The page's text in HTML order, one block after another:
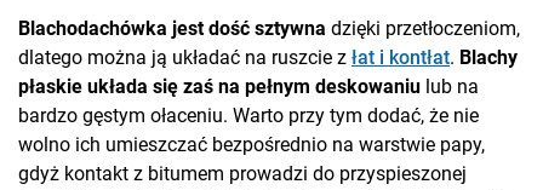
Blachodachówka jest dość sztywna dzięki przetłoczeniom,
dlatego można ją układać na ruszcie z łat i kontłat. Blachy
płaskie układa się zaś na pełnym deskowaniu lub na
bardzo gęstym ołaceniu. Warto przy tym dodać, że nie
wolno ich umieszczać bezpośrednio na warstwie papy,
gdyż kontakt z bitumem prowadzi do przyspieszonej